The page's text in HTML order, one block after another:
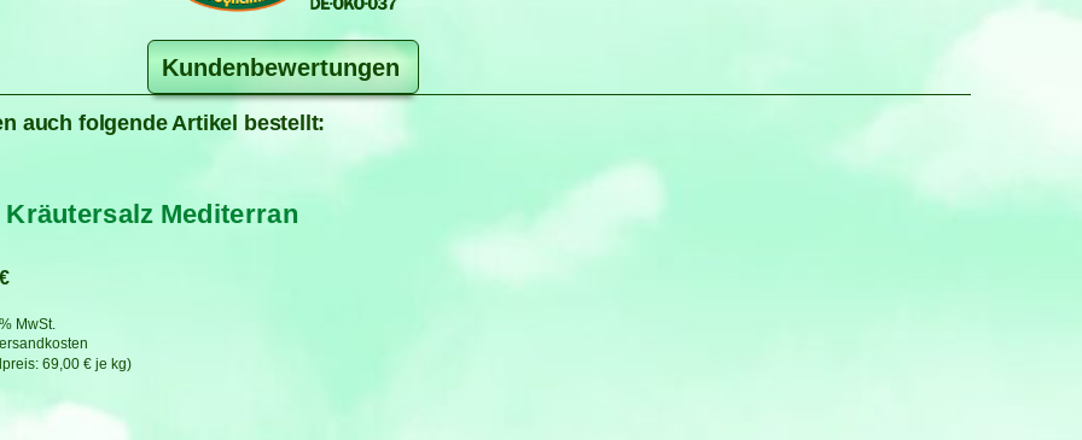
Kundenbewertungen
auch folgende Artikel bestellt:
Kräutersalz Mediterran
€
69,00 € je kg
MwSt.